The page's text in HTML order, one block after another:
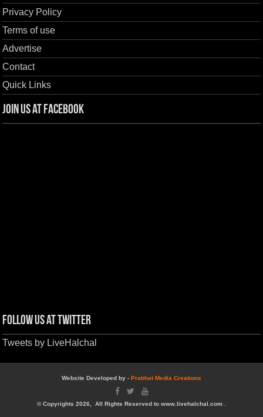
Privacy Policy
Terms of use
Advertise
Contact
Quick Links
Join us at Facebook
Follow us at Twitter
Tweets by LiveHalchal
Website Developed by - Prabhat Media Creations
© Copyrights 2026, All Rights Reserved to www.livehalchal.com .